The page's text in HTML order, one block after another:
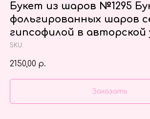
Букет из шаров №1295
фольгированных шаров
гипсофилой в авторской
SKU:
2150,00 р.
Заказать